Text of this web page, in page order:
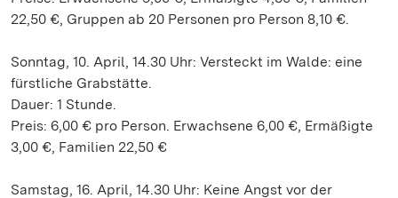
22,50 €, Gruppen ab 20 Personen pro Person 8,10 €.
Sonntag, 10. April, 14.30 Uhr: Versteckt im Walde: eine
fürstliche Grabstätte.
Dauer: 1 Stunde.
Preis: 6,00 € pro Person. Erwachsene 6,00 €, Ermäßigte
3,00 €, Familien 22,50 €
Samstag, 16. April, 14.30 Uhr: Keine Angst vor der